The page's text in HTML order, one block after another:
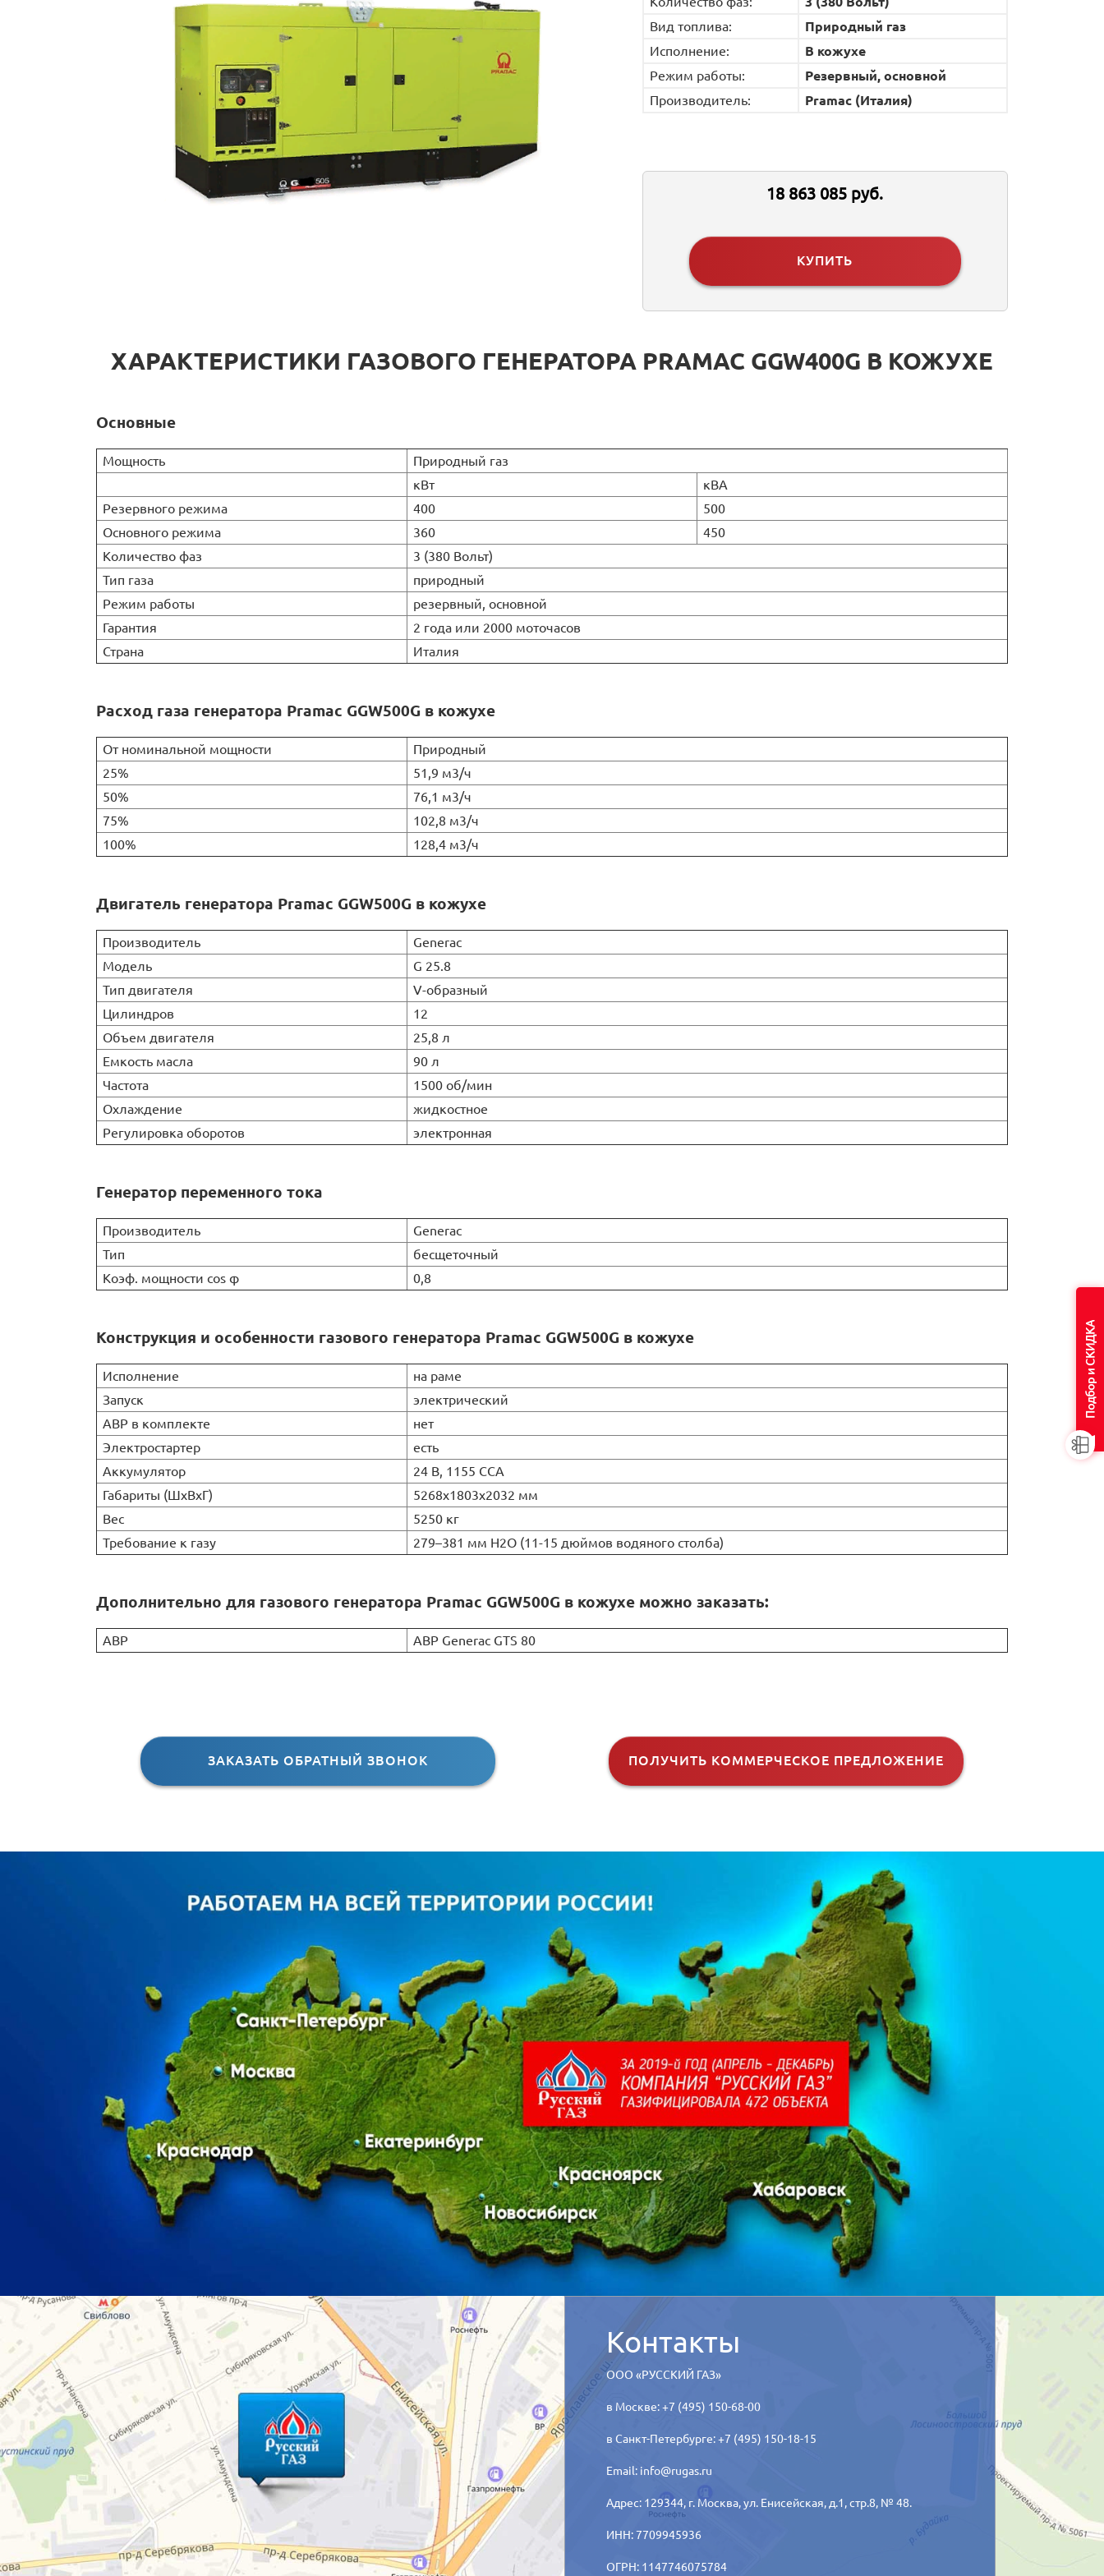
Вид топлива:
Природный газ
Исполнение:
В кожухе
Режим работы:
Резервный, основной
Производитель:
Pramac (Италия)
18 863 085 руб.
КУПИТЬ
ХАРАКТЕРИСТИКИ ГАЗОВОГО ГЕНЕРАТОРА PRAMAC GGW400G В КОЖУХЕ
Основные
Мощность
Природный газ
кВт
кВА
Резервного режима
400
500
Основного режима
360
450
Количество фаз
3 (380 Вольт)
Тип газа
природный
Режим работы
резервный, основной
Гарантия
2 года или 2000 моточасов
Страна
Италия
Расход газа генератора Pramac GGW500G в кожухе
От номинальной мощности
Природный
25%
51,9 м3/ч
50%
76,1 м3/ч
75%
102,8 м3/ч
100%
128,4 м3/ч
Двигатель генератора Pramac GGW500G в кожухе
Производитель
Generac
Модель
G 25.8
Тип двигателя
V-образный
Цилиндров
12
Объем двигателя
25,8 л
Емкость масла
90 л
Частота
1500 об/мин
Охлаждение
жидкостное
Регулировка оборотов
электронная
Генератор переменного тока
Производитель
Generac
Тип
бесщеточный
Коэф. мощности cos φ
0,8
Конструкция и особенности газового генератора Pramac GGW500G в кожухе
Исполнение
на раме
Запуск
электрический
АВР в комплекте
нет
Электростартер
есть
Аккумулятор
24 В, 1155 CCA
Габариты (ШхВхГ)
5268х1803х2032 мм
Вес
5250 кг
Требование к газу
279–381 мм H2O (11-15 дюймов водяного столба)
Дополнительно для газового генератора Pramac GGW500G в кожухе можно заказать:
АВР АВР Generac GTS 80
ЗАКАЗАТЬ ОБРАТНЫЙ ЗВОНОК ПОЛУЧИТЬ КОММЕРЧЕСКОЕ ПРЕДЛОЖЕНИЕ
Контакты
ООО «РУССКИЙ ГАЗ»
в Москве: +7 (495) 150-68-00
в Санкт-Петербурге: +7 (495) 150-18-15
Email: info@rugas.ru
Адрес: 129344, г. Москва,ул. Енисейская, д.1, стр.8, № 48.
ИНН: 7709945936
ОГРН: 1147746075784
Подбор и СКИДКА